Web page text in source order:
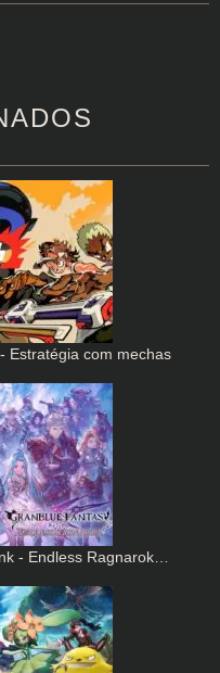
Estratégia com mechas
- Endless Ragnarok…